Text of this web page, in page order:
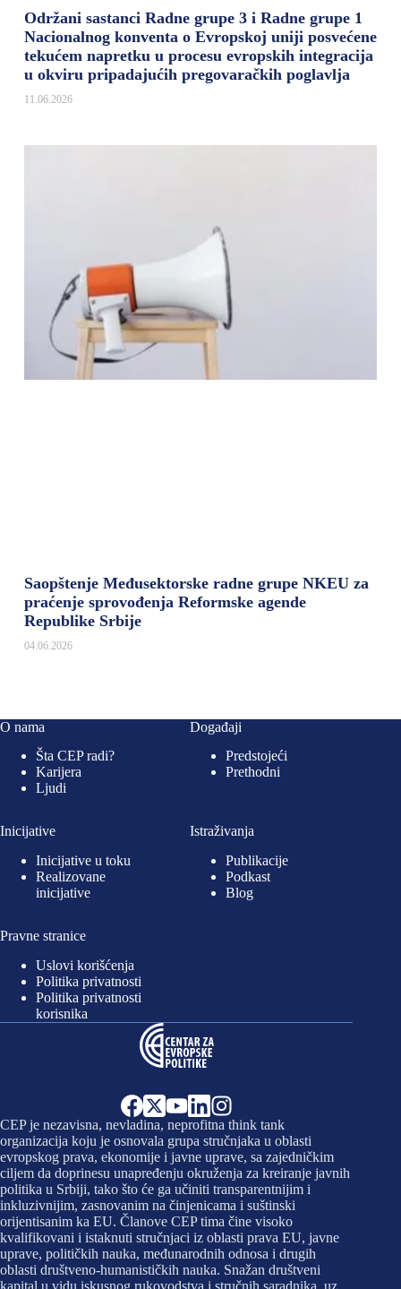
Održani sastanci Radne grupe 3 i Radne grupe 1
Nacionalnog konventa o Evropskoj uniji posvećene
tekućem napretku u procesu evropskih integracija
u okviru pripadajućih pregovaračkih poglavlja
11.06.2026
Saopštenje Međusektorske radne grupe NKEU za
praćenje sprovođenja Reformske agende
Republike Srbije
04.06.2026
O nama
Šta CEP radi?
Karijera
Ljudi
Događaji
Predstojeći
Prethodni
Inicijative
Inicijative u toku
Realizovane
inicijative
Istraživanja
Publikacije
Podkast
Blog
Pravne stranice
Uslovi korišćenja
Politika privatnosti
Politika privatnosti
korisnika
CEP je nezavisna, nevladina, neprofitna think tank
organizacija koju je osnovala grupa stručnjaka u oblasti
evropskog prava, ekonomije i javne uprave, sa zajedničkim
ciljem da doprinesu unapređenju okruženja za kreiranje javnih
politika u Srbiji, tako što će ga učiniti transparentnijim i
inkluzivnijim, zasnovanim na činjenicama i suštinski
orijentisanim ka EU. Članove CEP tima čine visoko
kvalifikovani i istaknuti stručnjaci iz oblasti prava EU, javne
uprave, političkih nauka, međunarodnih odnosa i drugih
oblasti društveno-humanističkih nauka. Snažan društveni
kapital u vidu iskusnog rukovodstva i stručnih saradnika, uz